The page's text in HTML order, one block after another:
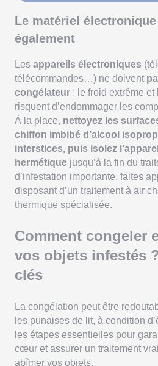
Le matériel
également
Les appareils électroniques
télécommandes…) ne doivent
congélateur : le froid extrême
risquent d’endommager les
À la place, nettoyez les
chiffon imbibé d’alcool
interstices, puis isolez
hermétique jusqu’à la fin du
d’infestation importante, faites
disposant d’un traitement à air
thermique spécialisée.
Comment congeler
vos objets infestés
clés
La congélation peut être
les punaises de lit, à condition
les étapes essentielles pour
cœur et assurer un traitement
abîmer vos objets.